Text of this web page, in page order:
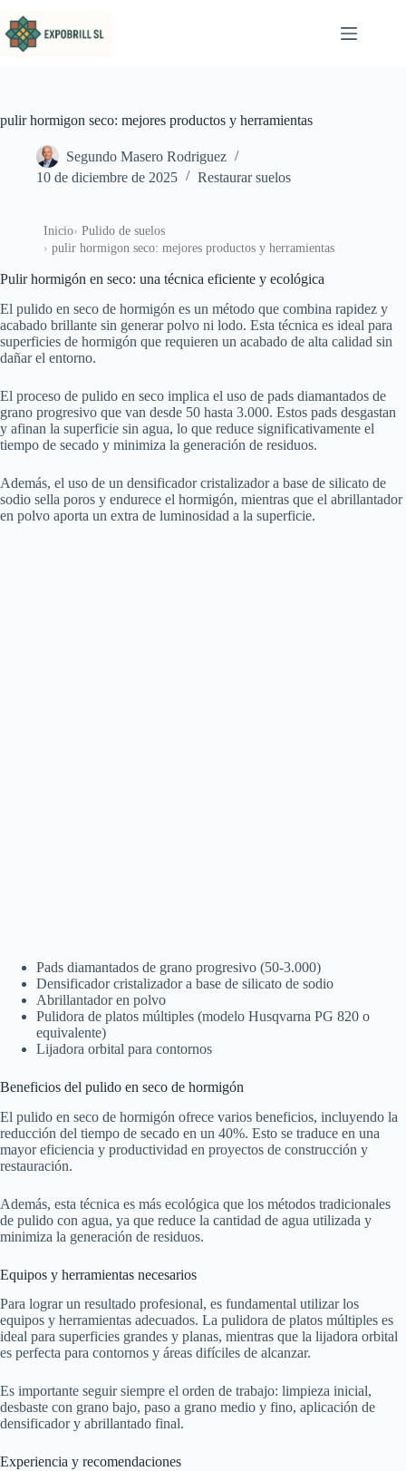
pulir hormigon seco: mejores productos y herramientas
Segundo Masero Rodriguez
10 de diciembre de 2025
Restaurar suelos
Inicio
Pulido de suelos
pulir hormigon seco: mejores productos y herramientas
Pulir hormigón en seco: una técnica eficiente y ecológica
El pulido en seco de hormigón es un método que combina rapidez y
acabado brillante sin generar polvo ni lodo. Esta técnica es ideal para
superficies de hormigón que requieren un acabado de alta calidad sin
dañar el entorno.
El proceso de pulido en seco implica el uso de pads diamantados de
grano progresivo que van desde 50 hasta 3.000. Estos pads desgastan
y afinan la superficie sin agua, lo que reduce significativamente el
tiempo de secado y minimiza la generación de residuos.
Además, el uso de un densificador cristalizador a base de silicato de
sodio sella poros y endurece el hormigón, mientras que el abrillantador
en polvo aporta un extra de luminosidad a la superficie.
Pads diamantados de grano progresivo (50-3.000)
Densificador cristalizador a base de silicato de sodio
Abrillantador en polvo
Pulidora de platos múltiples (modelo Husqvarna PG 820 o
equivalente)
Lijadora orbital para contornos
Beneficios del pulido en seco de hormigón
El pulido en seco de hormigón ofrece varios beneficios, incluyendo la
reducción del tiempo de secado en un 40%. Esto se traduce en una
mayor eficiencia y productividad en proyectos de construcción y
restauración.
Además, esta técnica es más ecológica que los métodos tradicionales
de pulido con agua, ya que reduce la cantidad de agua utilizada y
minimiza la generación de residuos.
Equipos y herramientas necesarios
Para lograr un resultado profesional, es fundamental utilizar los
equipos y herramientas adecuados. La pulidora de platos múltiples es
ideal para superficies grandes y planas, mientras que la lijadora orbital
es perfecta para contornos y áreas difíciles de alcanzar.
Es importante seguir siempre el orden de trabajo: limpieza inicial,
desbaste con grano bajo, paso a grano medio y fino, aplicación de
densificador y abrillantado final.
Experiencia y recomendaciones